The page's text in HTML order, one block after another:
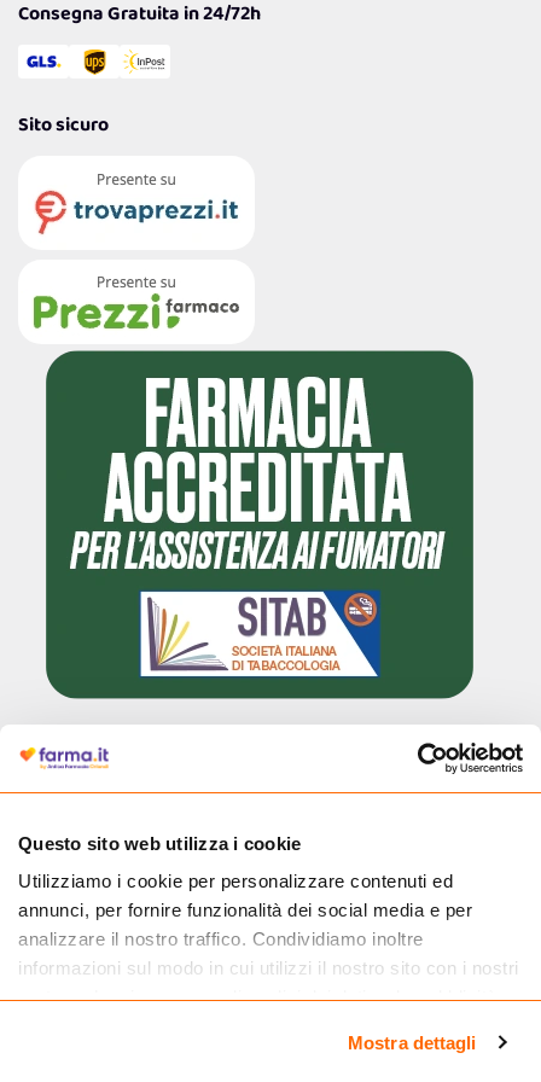
Questo sito web utilizza i cookie
Utilizziamo i cookie per personalizzare contenuti ed
annunci, per fornire funzionalità dei social media e per
analizzare il nostro traffico. Condividiamo inoltre
informazioni sul modo in cui utilizzi il nostro sito con i nostri
partner che si occupano di analisi dei dati web, pubblicità e
informazioni che hai fornito loro o che hanno raccolto dal
Mostra dettagli
Consegna Gratuita in 24/72h
Sito sicuro
Recensioni
Cliccando il badge, puoi verificare che Farma.it è un'entità regolarmente
autorizzata dal Ministero della Salute a effettuare la vendita online di
medicinali.